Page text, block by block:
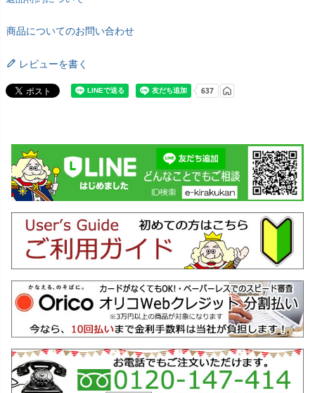
商品についてのお問い合わせ
レビューを書く